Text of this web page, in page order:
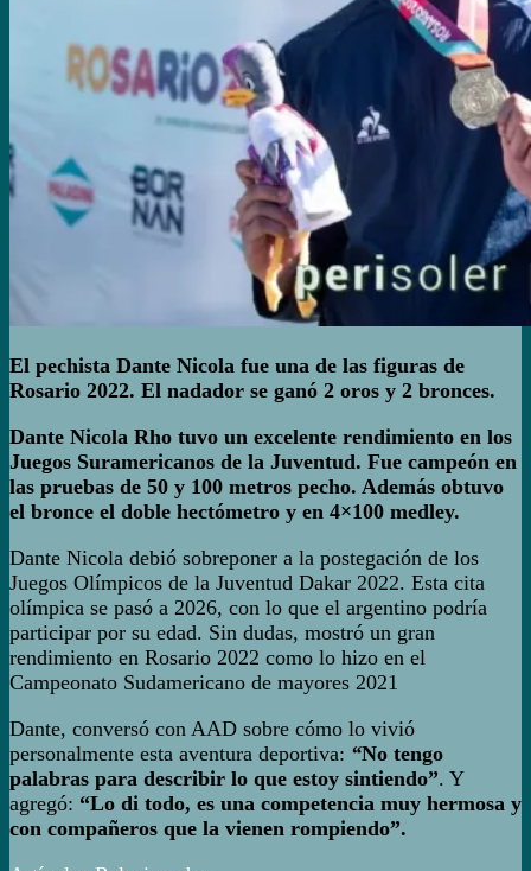
El pechista Dante Nicola fue una de las figuras de
Rosario 2022. El nadador se ganó 2 oros y 2 bronces.
Dante Nicola Rho tuvo un excelente rendimiento en los
Juegos Suramericanos de la Juventud. Fue campeón en
las pruebas de 50 y 100 metros pecho. Además obtuvo
el bronce el doble hectómetro y en 4×100 medley.
Dante Nicola debió sobreponer a la postegación de los
Juegos Olímpicos de la Juventud Dakar 2022. Esta cita
olímpica se pasó a 2026, con lo que el argentino podría
participar por su edad. Sin dudas, mostró un gran
rendimiento en Rosario 2022 como lo hizo en el
Campeonato Sudamericano de mayores 2021
Dante, conversó con AAD sobre cómo lo vivió
personalmente esta aventura deportiva: “No tengo
palabras para describir lo que estoy sintiendo”. Y
agregó: “Lo di todo, es una competencia muy hermosa y
con compañeros que la vienen rompiendo”.